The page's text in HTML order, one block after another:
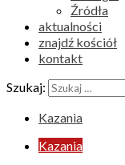
Źródła
aktualności
znajdź kościół
kontakt
Szukaj:
Kazania
Kazania